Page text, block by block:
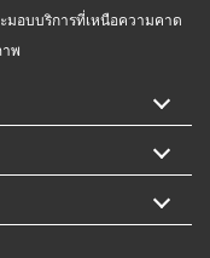
มอบบริการที่เหนือความคาด
พ